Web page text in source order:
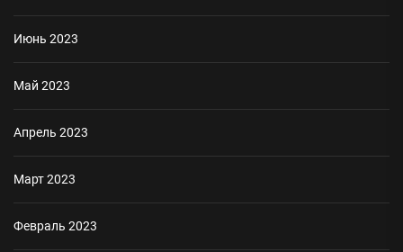
Июнь 2023
Май 2023
Апрель 2023
Март 2023
Февраль 2023